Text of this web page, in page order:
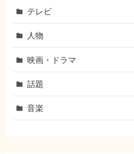
テレビ
人物
映画・ドラマ
話題
音楽